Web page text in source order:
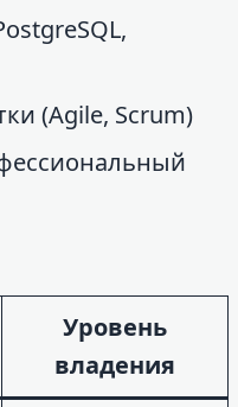
(Agile, Scrum)
Уровень
владения